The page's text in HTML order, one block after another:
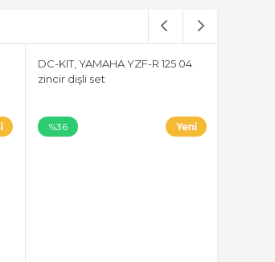
DC-KIT, YAMAHA YZF-R 125 04
zincir dişli set
%36